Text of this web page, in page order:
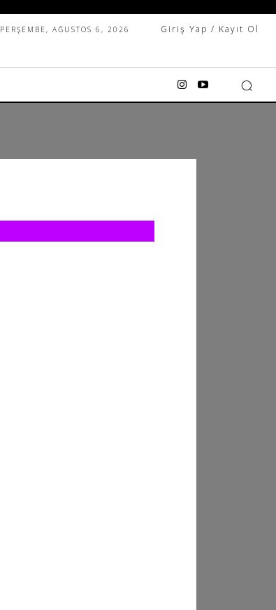
PERŞEMBE, AĞUSTOS 6, 2026 Giriş Yap / Kayıt Ol